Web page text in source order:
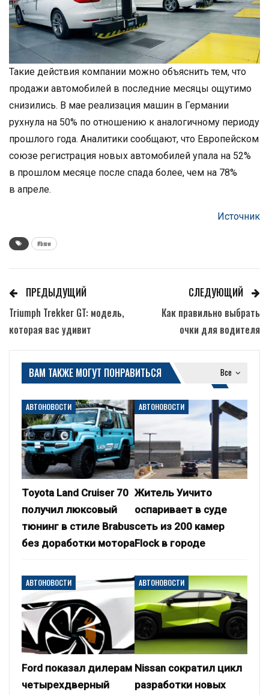
Такие действия компании можно объяснить тем, что
продажи автомобилей в последние месяцы ощутимо
снизились. В мае реализация машин в Германии
рухнула на 50% по отношению к аналогичному периоду
прошлого года. Аналитики сообщают, что Европейском
союзе регистрация новых автомобилей упала на 52%
в прошлом месяце после спада более, чем на 78%
в апреле.
Источник
#bmw
ПРЕДЫДУЩИЙ
Triumph Trekker GT: модель,
которая вас удивит
СЛЕДУЮЩИЙ
Как правильно выбрать
очки для водителя
Все
ВАМ ТАКЖЕ МОГУТ ПОНРАВИТЬСЯ
АВТОНОВОСТИ
Toyota Land Cruiser 70
получил люксовый
тюнинг в стиле Brabus
без доработки мотора
АВТОНОВОСТИ
Житель Уичито
оспаривает в суде
сеть из 200 камер
Flock в городе
АВТОНОВОСТИ
Ford показал дилерам
четырехдверный
АВТОНОВОСТИ
Nissan сократил цикл
разработки новых